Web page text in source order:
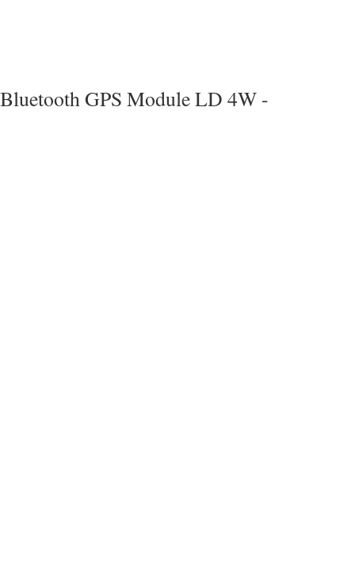
Bluetooth GPS Module LD 4W -